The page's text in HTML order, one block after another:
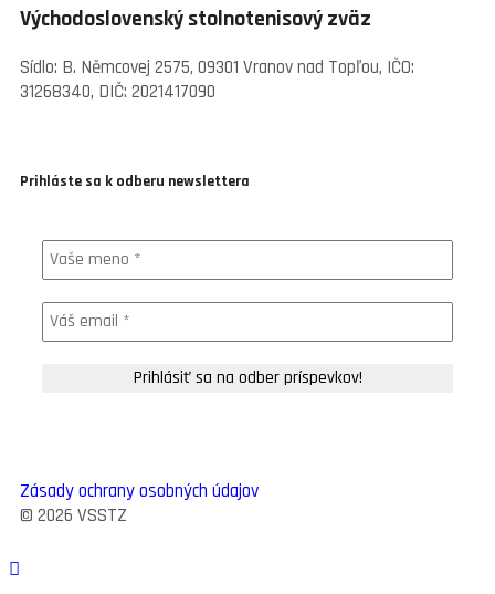
Východoslovenský stolnotenisový zväz
Sídlo: B. Němcovej 2575, 09301 Vranov nad Topľou, IČO:
31268340, DIČ: 2021417090
Prihláste sa k odberu newslettera
Zásady ochrany osobných údajov
© 2026 VSSTZ